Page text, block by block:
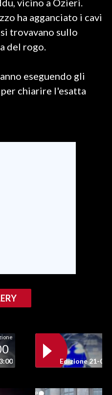
ha agganciato i cavi
trovavano sullo
del rogo.
eseguendo gli
chiarire l'esatta
Edizione 21-05-